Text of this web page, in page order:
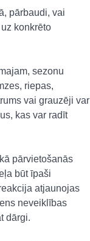
pārbaudi, vai
konkrēto
sezonu
riepas,
vai grauzēji var
kas var radīt
pārvietošanās
būt īpaši
atjaunojas
neveiklības
dārgi.